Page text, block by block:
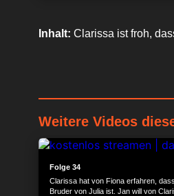
Inhalt: Clarissa ist froh,
Weitere Videos
Folge 34
Clarissa hat von Fiona erfahren,
Bruder von Julia ist. Jan will von